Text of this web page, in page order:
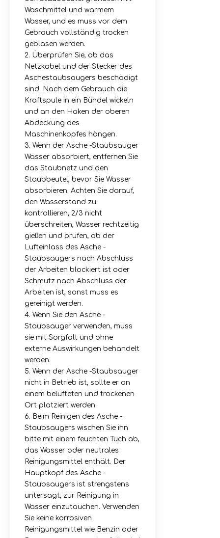
Waschmittel und warmem
Wasser, und es muss vor dem
Gebrauch vollständig trocken
geblasen werden.
2. Überprüfen Sie, ob das
Netzkabel und der Stecker des
Aschestaubsaugers beschädigt
sind. Nach dem Gebrauch die
Kraftspule in ein Bündel wickeln
und an den Haken der oberen
Abdeckung des
Maschinenkopfes hängen.
3. Wenn der Asche -Staubsauger
Wasser absorbiert, entfernen Sie
das Staubnetz und den
Staubbeutel, bevor Sie Wasser
absorbieren. Achten Sie darauf,
den Wasserstand zu
kontrollieren, 2/3 nicht
überschreiten, Wasser rechtzeitig
gießen und prüfen, ob der
Lufteinlass des Asche -
Staubsaugers nach Abschluss
der Arbeiten blockiert ist oder
Schmutz nach Abschluss der
Arbeiten ist, sonst muss es
gereinigt werden.
4. Wenn Sie den Asche -
Staubsauger verwenden, muss
sie mit Sorgfalt und ohne
externe Auswirkungen behandelt
werden.
5. Wenn der Asche -Staubsauger
nicht in Betrieb ist, sollte er an
einem belüfteten und trockenen
Ort platziert werden.
6. Beim Reinigen des Asche -
Staubsaugers wischen Sie ihn
bitte mit einem feuchten Tuch ab,
das Wasser oder neutrales
Reinigungsmittel enthält. Der
Hauptkopf des Asche -
Staubsaugers ist strengstens
untersagt, zur Reinigung in
Wasser einzutauchen. Verwenden
Sie keine korrosiven
Reinigungsmittel wie Benzin oder